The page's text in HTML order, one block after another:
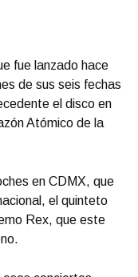
fue lanzado hace
de sus seis fechas
el disco en
Atómico de la
en CDMX, que
el quinteto
Rex, que este